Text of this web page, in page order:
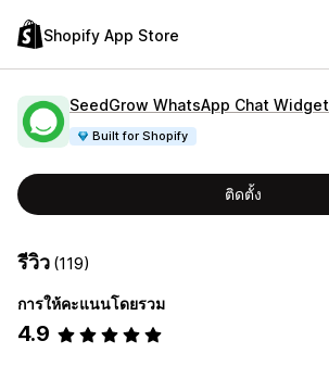
Shopify App Store
SeedGrow WhatsApp Chat Widget
Built for Shopify
ติดตั้ง
รีวิว (119)
การให้คะแนนโดยรวม
4.9